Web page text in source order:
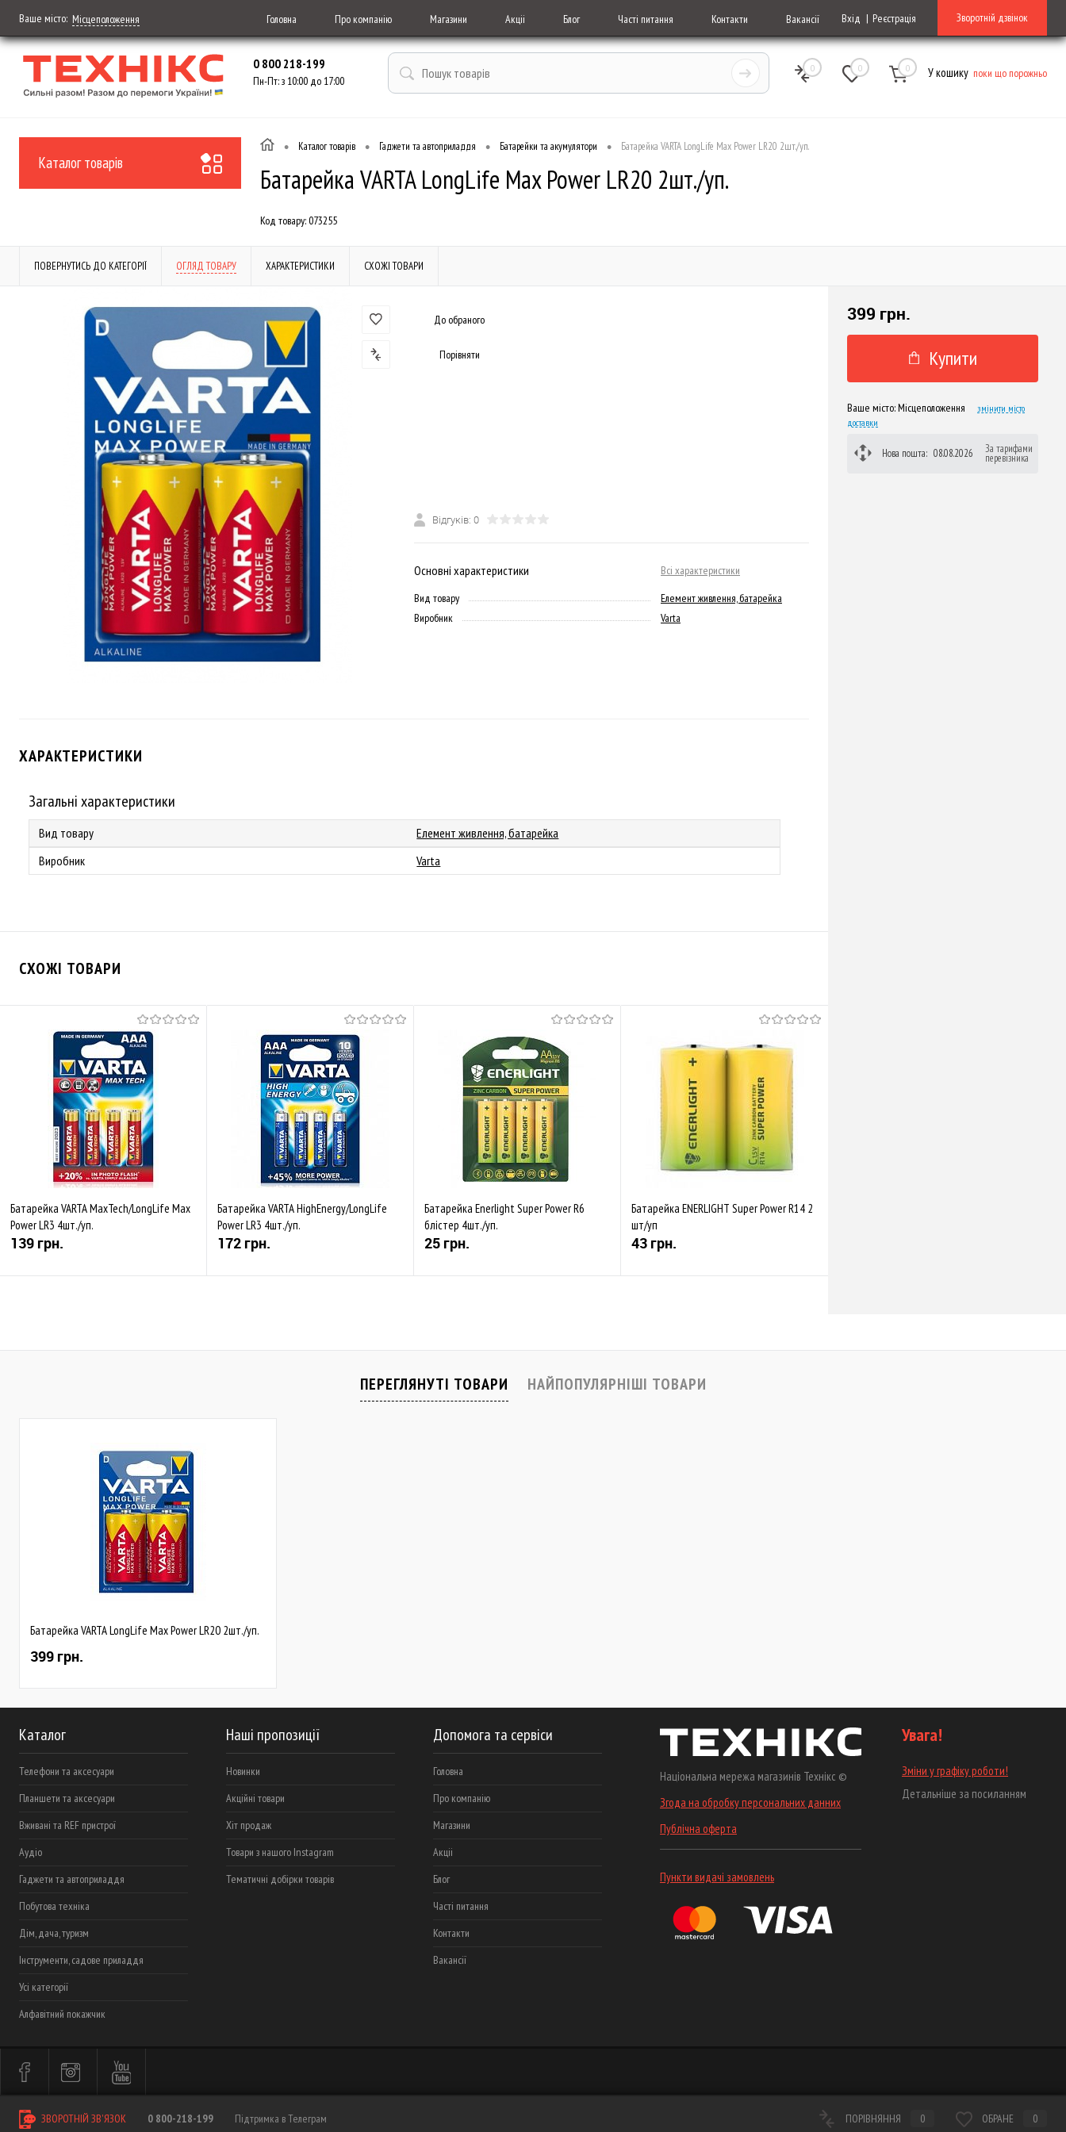
Ваше місто: Місцеположення Головна Про компанію Магазини Акціі Блог Часті питання Контакти Вакансії Вхід Реєстрація Зворотній дзвінок
0 800 218-199
Пн-Пт: з 10:00 до 17:00
0 0 0 У кошику поки що порожньо
Каталог товарів
• Каталог товарів • Гаджети та автоприладдя • Батарейки та акумулятори • Батарейка VARTA LongLife Max Power LR20 2шт./уп.
Батарейка VARTA LongLife Max Power LR20 2шт./уп.
Код товару:073255
ПОВЕРНУТИСЬ ДО КАТЕГОРІЇ ОГЛЯД ТОВАРУ ХАРАКТЕРИСТИКИ СХОЖІ ТОВАРИ
До обраного
Порівняти
Відгуків: 0
Основні характеристики
Всі характеристики
Вид товару
Елемент живлення, батарейка
Виробник
Varta
ХАРАКТЕРИСТИКИ
Загальні характеристики
Вид товару
Елемент живлення, батарейка
Виробник
Varta
СХОЖІ ТОВАРИ
Батарейка VARTA MaxTech/LongLife Max
Power LR3 4шт./уп.
139 грн.
Батарейка VARTA HighEnergy/LongLife
Power LR3 4шт./уп.
172 грн.
Батарейка Enerlight Super Power R6
блістер 4шт./уп.
25 грн.
Батарейка ENERLIGHT Super Power R14 2
шт/уп
43 грн.
399 грн.
Купити
Ваше місто:Місцеположення
змінити місто
доставки
Нова пошта: 08.08.2026 За тарифами
перевізника
ПЕРЕГЛЯНУТІ ТОВАРИ НАЙПОПУЛЯРНІШІ ТОВАРИ
Батарейка VARTA LongLife Max Power LR20 2шт./уп.
399 грн.
Каталог
Телефони та аксесуари
Планшети та аксесуари
Вживані та REF пристрої
Аудіо
Гаджети та автоприладдя
Побутова техніка
Дім, дача, туризм
Інструменти, садове приладдя
Усі категорії
Алфавітний покажчик
Наші пропозиції
Новинки
Акційні товари
Хіт продаж
Товари з нашого Instagram
Тематичні добірки товарів
Допомога та сервіси
Головна
Про компанію
Магазини
Акціі
Блог
Часті питання
Контакти
Вакансії
Національна мережа магазинів Технікс ©
Згода на обробку персональних данних
Публічна оферта
Пункти видачі замовлень
Увага!
Зміни у графіку роботи!
Детальніше за посиланням
ЗВОРОТНІЙ ЗВ'ЯЗОК 0 800-218-199 Підтримка в Телеграм ПОРІВНЯННЯ 0 ОБРАНЕ 0